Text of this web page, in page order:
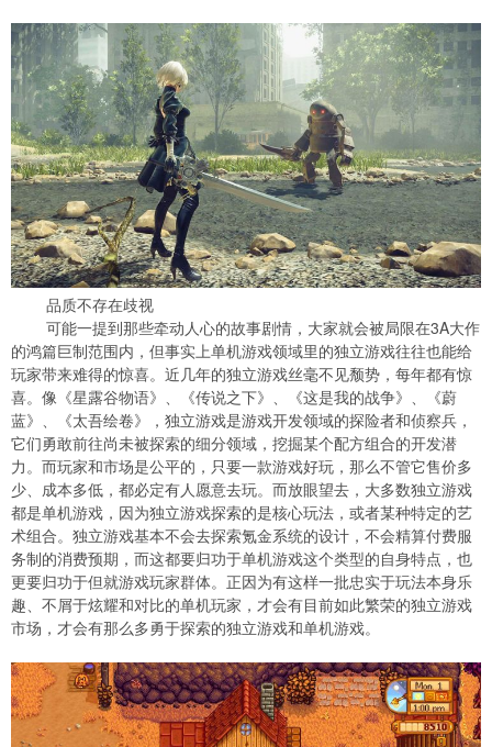
品质不存在歧视
可能一提到那些牵动人心的故事剧情，大家就会被局限在3A大作
的鸿篇巨制范围内，但事实上单机游戏领域里的独立游戏往往也能给
玩家带来难得的惊喜。近几年的独立游戏丝毫不见颓势，每年都有惊
喜。像《星露谷物语》、《传说之下》、《这是我的战争》、《蔚
蓝》、《太吾绘卷》，独立游戏是游戏开发领域的探险者和侦察兵，
它们勇敢前往尚未被探索的细分领域，挖掘某个配方组合的开发潜
力。而玩家和市场是公平的，只要一款游戏好玩，那么不管它售价多
少、成本多低，都必定有人愿意去玩。而放眼望去，大多数独立游戏
都是单机游戏，因为独立游戏探索的是核心玩法，或者某种特定的艺
术组合。独立游戏基本不会去探索氪金系统的设计，不会精算付费服
务制的消费预期，而这都要归功于单机游戏这个类型的自身特点，也
更要归功于但就游戏玩家群体。正因为有这样一批忠实于玩法本身乐
趣、不屑于炫耀和对比的单机玩家，才会有目前如此繁荣的独立游戏
市场，才会有那么多勇于探索的独立游戏和单机游戏。